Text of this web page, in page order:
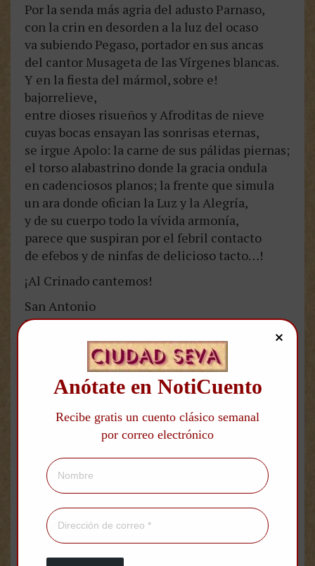
Por la senda más agria del adusto Parnaso,
con la crin en desorden a la luz del ocaso
va subiendo Pegaso, portador en sus ancas
del cantor Musageta de las Vírgenes blancas.
Y en la fiesta del mármol, sobre e!
bajorrelieve,
entre dioses risueños y Afroditas de nieve
cuyas bocas ensayan las sonrisas eternas,
se irgue Apolo: la carne de sus pálidas piernas;
el torso alabastrino donde la gracia ondula
en cadenciosos planos; la frente que simula
un ara donde ofician la Luz y la Alegría,
y de su cuerpo todo la vívida armonía,
parece que suspiran por el febril contacto
de efebos y de ninfas de delicioso tacto…!
¡Al Crinado cantemos!
San Antonio
Es un ídolo yerto,
es un nombre en el mundo de! espíritu,
El Centauro
Citerea.
El triste, el dulce, el pálido Nabí de Galilea.
Es el profeta joven: como dorada lluvia
tiembla su pelo dócil, fluye su barba rubia;
El sabe lo que dice la voz de las colmenas,
y ama los canes tristes como las azucenas;
Anótate en NotiCuento
Recibe gratis un cuento clásico semanal
por correo electrónico